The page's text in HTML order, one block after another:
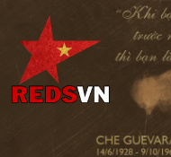
Kênh chia sẻ tri thức cộng đồng